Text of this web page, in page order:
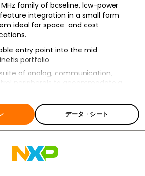
MHz family of baseline, low-power
integration in a small form
ideal for space-and cost-
entry point into the mid-
portfolio
of analog, communication,
peripherals to accommodate a
efficient designs
enablement and
Kinetis portfolio
データ・シート